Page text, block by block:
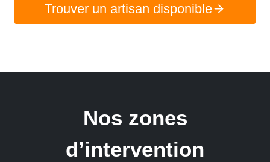
Trouver un artisan disponible
Nos zones
d’intervention